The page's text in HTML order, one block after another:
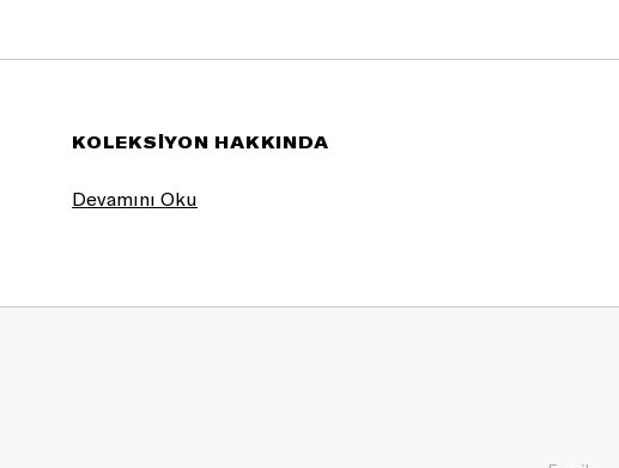
KOLEKSİYON HAKKINDA
Seyahatleriniz için ideal seyahat aksesuarları ile tarzınızı
Devamını Oku